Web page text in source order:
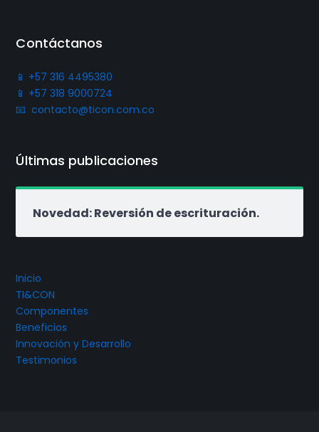
Contáctanos
📱 +57 316 4495380
📱 +57 318 9000724
📧 contacto@ticon.com.co
Últimas publicaciones
Novedad: Reversión de escrituración.
Inicio
TI&CON
Componentes
Beneficios
Innovación y Desarrollo
Testimonios